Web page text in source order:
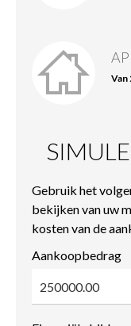
Van
Gebruik het
bekijken van uw
kosten van de
Aankoopbedrag